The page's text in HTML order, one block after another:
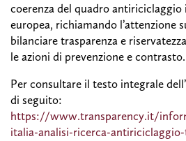
coerenza del quadro antiriciclaggio
europea, richiamando l’attenzione
bilanciare trasparenza e
le azioni di prevenzione e contrasto.
Per consultare il testo integrale
di seguito:
https://www.transparency.it/
italia-analisi-ricerca-